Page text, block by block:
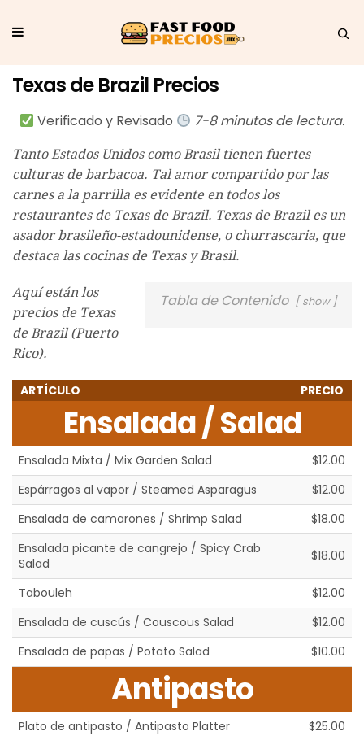
Texas de Brazil Precios
Verificado y Revisado 7-8 minutos de lectura.
Tanto Estados Unidos como Brasil tienen fuertes
culturas de barbacoa. Tal amor compartido por las
carnes a la parrilla es evidente en todos los
restaurantes de Texas de Brazil. Texas de Brazil es un
asador brasileño-estadounidense, o churrascaria, que
destaca las cocinas de Texas y Brasil.
Tabla de Contenido show
Aquí están los
precios de Texas
de Brazil (Puerto
Rico).
ARTÍCULO PRECIO
Ensalada / Salad
Ensalada Mixta / Mix Garden Salad
$12.00
Espárragos al vapor / Steamed Asparagus
$12.00
Ensalada de camarones / Shrimp Salad
$18.00
Ensalada picante de cangrejo / Spicy Crab
Salad
$18.00
Tabouleh
$12.00
Ensalada de cuscús / Couscous Salad
$12.00
Ensalada de papas / Potato Salad
$10.00
Antipasto
Plato de antipasto / Antipasto Platter $25.00